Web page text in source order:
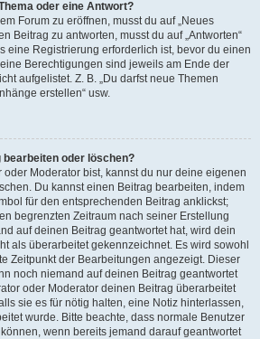
oder eine Antwort?
Forum zu eröffnen, musst du auf „Neues
Beitrag zu antworten, musst du auf „Antworten“
eine Registrierung erforderlich ist, bevor du einen
Berechtigungen sind jeweils am Ende der
aufgelistet. Z. B. „Du darfst neue Themen
erstellen“ usw.
oder löschen?
oder Moderator bist, kannst du nur deine eigenen
Du kannst einen Beitrag bearbeiten, indem
für den entsprechenden Beitrag anklickst;
begrenzten Zeitraum nach seiner Erstellung
auf deinen Beitrag geantwortet hat, wird dein
als überarbeitet gekennzeichnet. Es wird sowohl
Zeitpunkt der Bearbeitungen angezeigt. Dieser
noch niemand auf deinen Beitrag geantwortet
oder Moderator deinen Beitrag überarbeitet
sie es für nötig halten, eine Notiz hinterlassen,
wurde. Bitte beachte, dass normale Benutzer
wenn bereits jemand darauf geantwortet